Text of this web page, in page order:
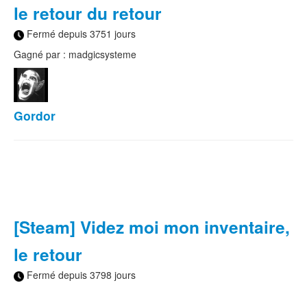
le retour du retour
Fermé depuis 3751 jours
Gagné par : madgicsysteme
Gordor
[Steam] Videz moi mon inventaire,
le retour
Fermé depuis 3798 jours